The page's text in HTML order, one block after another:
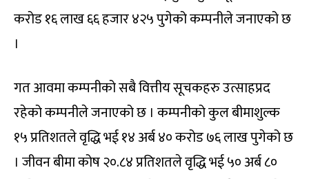
करोड १६ लाख ६६ हजार ४२५ पुगेको कम्पनीले जनाएको छ
।
गत आवमा कम्पनीको सबै वित्तीय सूचकहरु उत्साहप्रद
रहेको कम्पनीले जनाएको छ । कम्पनीको कुल बीमाशुल्क
१५ प्रतिशतले वृद्धि भई १४ अर्ब ४० करोड ७६ लाख पुगेको छ
। जीवन बीमा कोष २०.८४ प्रतिशतले वृद्धि भई ५० अर्ब ८०